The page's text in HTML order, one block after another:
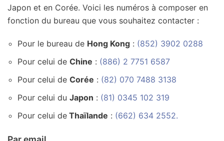
Japon et en Corée. Voici les numéros à composer en
fonction du bureau que vous souhaitez contacter :
Pour le bureau de Hong Kong : (852) 3902 0288
Pour celui de Chine : (886) 2 7751 6587
Pour celui de Corée : (82) 070 7488 3138
Pour celui du Japon : (81) 0345 102 319
Pour celui de Thaïlande : (662) 634 2552.